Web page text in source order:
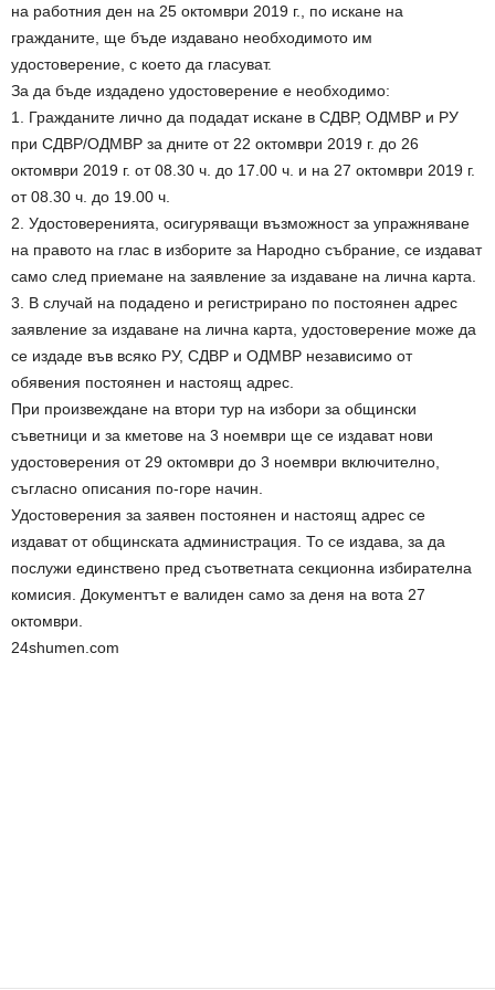
на работния ден на 25 октомври 2019 г., по искане на
гражданите, ще бъде издавано необходимото им
удостоверение, с което да гласуват.
За да бъде издадено удостоверение е необходимо:
1. Гражданите лично да подадат искане в СДВР, ОДМВР и РУ
при СДВР/ОДМВР за дните от 22 октомври 2019 г. до 26
октомври 2019 г. от 08.30 ч. до 17.00 ч. и на 27 октомври 2019 г.
от 08.30 ч. до 19.00 ч.
2. Удостоверенията, осигуряващи възможност за упражняване
на правото на глас в изборите за Народно събрание, се издават
само след приемане на заявление за издаване на лична карта.
3. В случай на подадено и регистрирано по постоянен адрес
заявление за издаване на лична карта, удостоверение може да
се издаде във всяко РУ, СДВР и ОДМВР независимо от
обявения постоянен и настоящ адрес.
При произвеждане на втори тур на избори за общински
съветници и за кметове на 3 ноември ще се издават нови
удостоверения от 29 октомври до 3 ноември включително,
съгласно описания по-горе начин.
Удостоверения за заявен постоянен и настоящ адрес се
издават от общинската администрация. То се издава, за да
послужи единствено пред съответната секционна избирателна
комисия. Документът е валиден само за деня на вота 27
октомври.
24shumen.com